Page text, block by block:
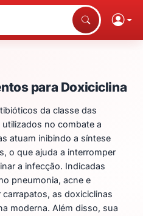
para
para Doxiciclina
da classe das
no combate a
atuam inibindo a síntese
o que ajuda a interromper
a infecção. Indicadas
pneumonia, acne e
as doxiciclinas
moderna. Além disso, sua